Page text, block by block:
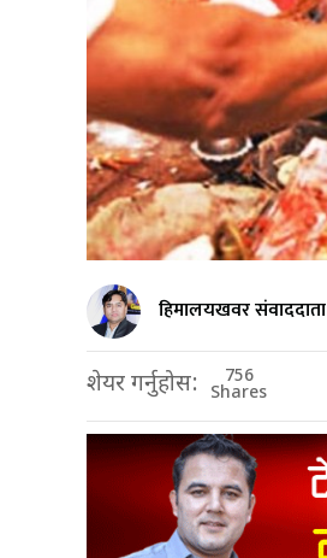
हिमालयखवर संवाददाता
शेयर गर्नुहोस: 756
Shares